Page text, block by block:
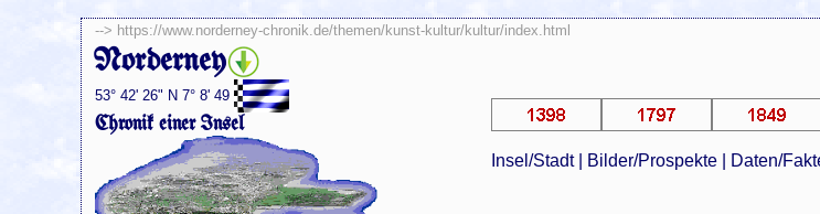
--> https://www.norderney-chronik.de/themen/kunst-kultur/kultur/index.html
Norderney
53° 42' 26" N 7° 8' 49
Chronik einer Insel
Insel/Stadt| Bilder/Prospekte| Daten/